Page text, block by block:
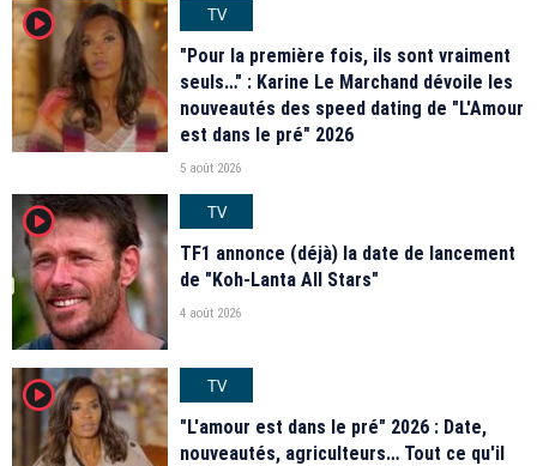
player2
TV
"Pour la première fois, ils sont vraiment
seuls…" : Karine Le Marchand dévoile les
nouveautés des speed dating de "L'Amour
est dans le pré" 2026
5 août 2026
player2
TV
TF1 annonce (déjà) la date de lancement
de "Koh-Lanta All Stars"
4 août 2026
player2
TV
"L'amour est dans le pré" 2026 : Date,
nouveautés, agriculteurs… Tout ce qu'il